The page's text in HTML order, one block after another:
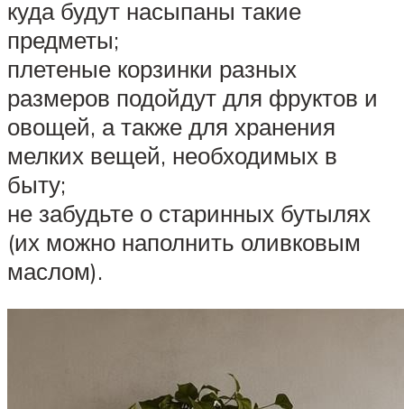
куда будут насыпаны такие
предметы;
плетеные корзинки разных
размеров подойдут для фруктов и
овощей, а также для хранения
мелких вещей, необходимых в
быту;
не забудьте о старинных бутылях
(их можно наполнить оливковым
маслом).